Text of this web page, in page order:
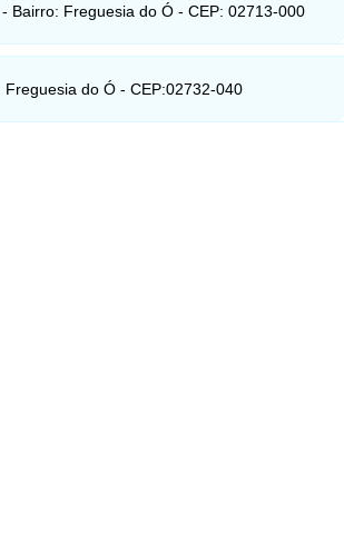
Bairro: Freguesia do Ó - CEP: 02713-000
do Ó - CEP:02732-040